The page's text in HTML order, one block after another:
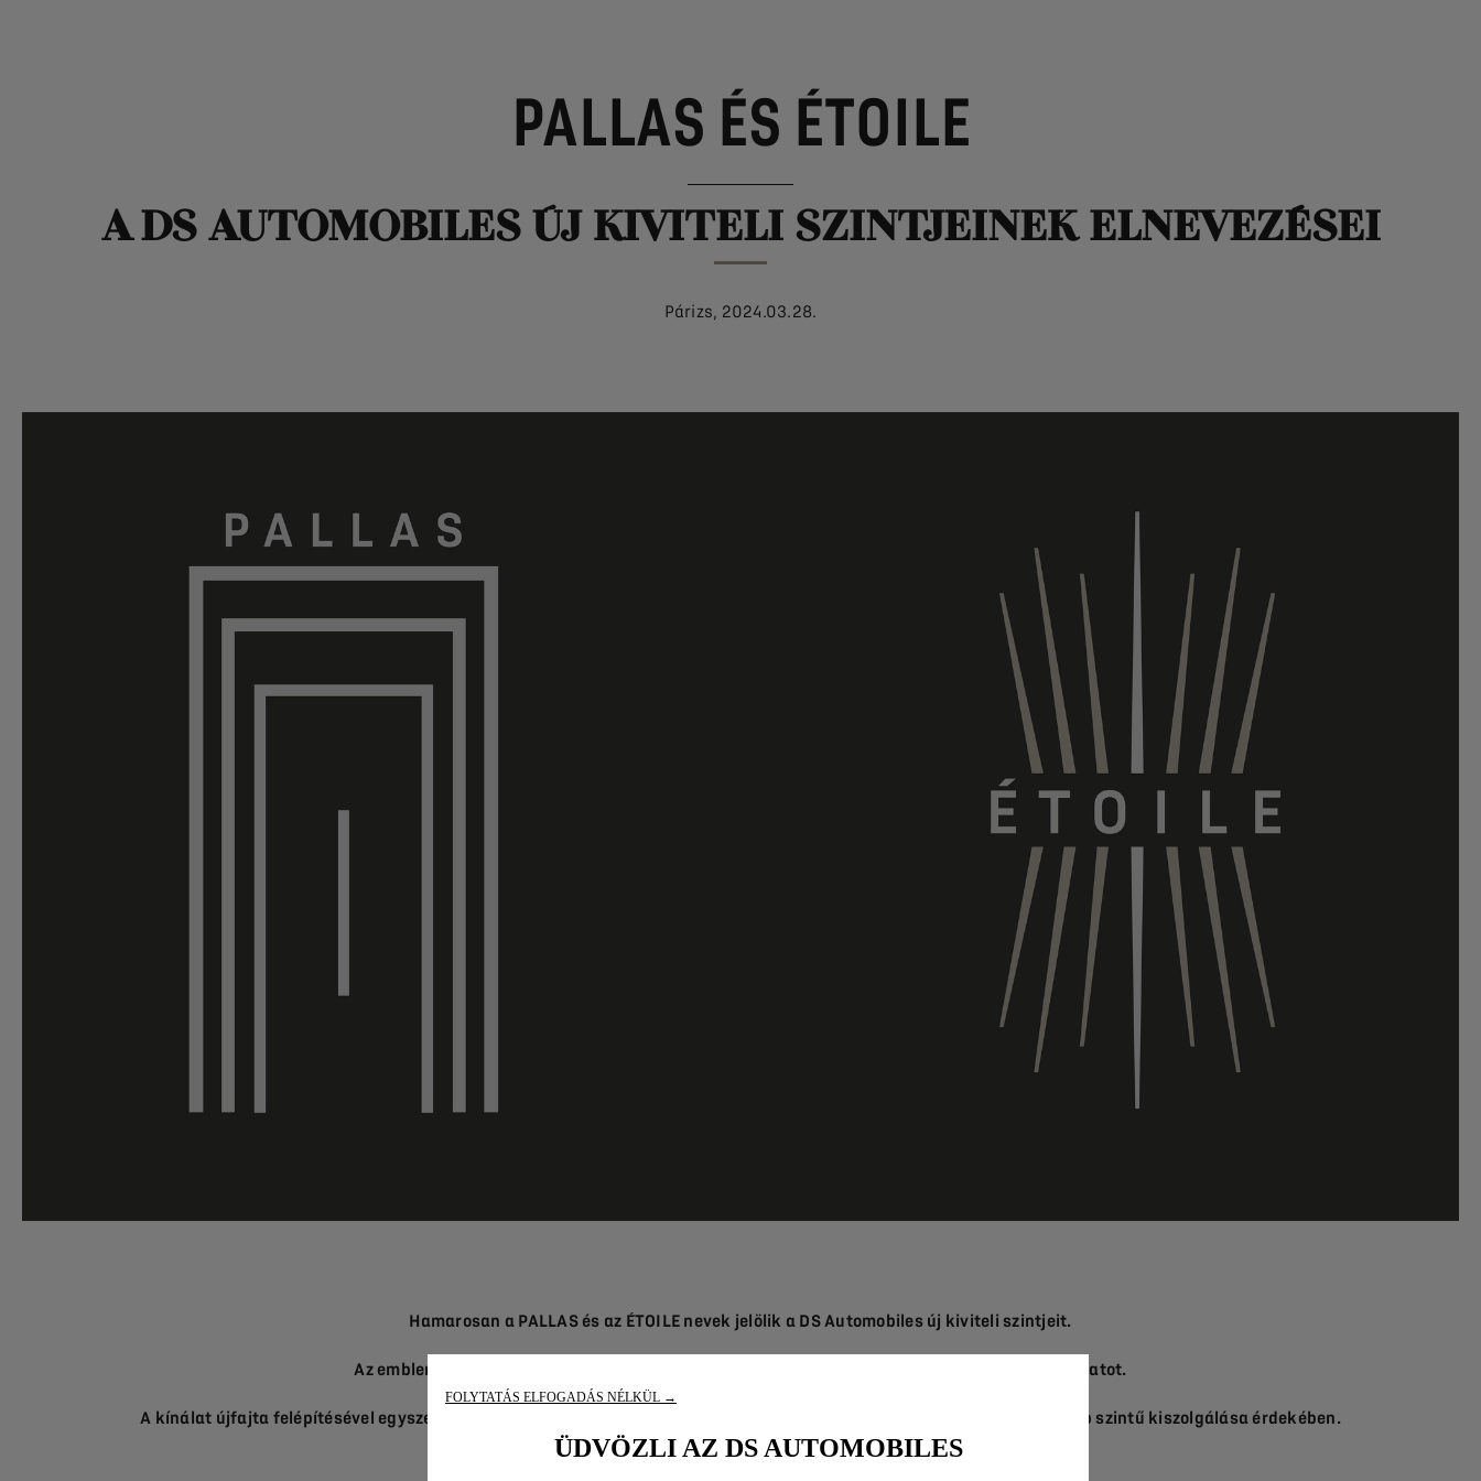
PALLAS ÉS ÉTOILE
A DS AUTOMOBILES ÚJ KIVITELI SZINTJEINEK ELNEVEZÉSEI
Párizs, 2024.03.28.
Hamarosan a PALLAS és az ÉTOILE nevek jelölik a DS Automobiles új kiviteli szintjeit.
Az emblematikus PALLAS mellett első alkalommal használt ÉTOILE név koronázza meg a kínálatot.
A kínálat újfajta felépítésével egyszerűbbé válik a termékmegismerési és vásárlási folyamat az ügyfelek még magasabb szintű kiszolgálása érdekében.
FOLYTATÁS ELFOGADÁS NÉLKÜL →
ÜDVÖZLI AZ DS AUTOMOBILES